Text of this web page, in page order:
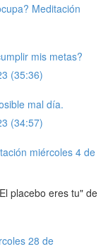
Meditación
mis metas?
(35:36)
mal día.
(34:57)
miércoles 4 de
placebo eres tu" de
28 de